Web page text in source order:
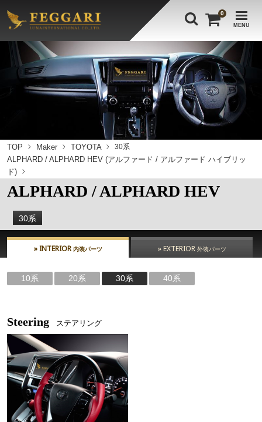
MENU
0
TOP Maker
TOYOTA
ALPHARD / ALPHARD HEV (アルファード / アルファード ハイブリッ
ド)
30系
ALPHARD / ALPHARD HEV
30系
» INTERIOR 内装パーツ » EXTERIOR 外装パーツ
10系 20系 30系 40系
Steering ステアリング